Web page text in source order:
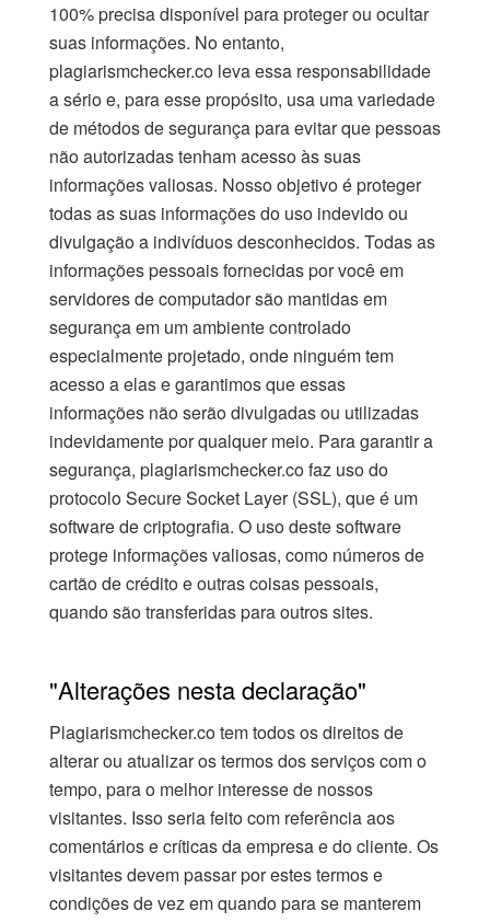
100% precisa disponível para proteger ou ocultar
suas informações. No entanto,
plagiarismchecker.co leva essa responsabilidade
a sério e, para esse propósito, usa uma variedade
de métodos de segurança para evitar que pessoas
não autorizadas tenham acesso às suas
informações valiosas. Nosso objetivo é proteger
todas as suas informações do uso indevido ou
divulgação a indivíduos desconhecidos. Todas as
informações pessoais fornecidas por você em
servidores de computador são mantidas em
segurança em um ambiente controlado
especialmente projetado, onde ninguém tem
acesso a elas e garantimos que essas
informações não serão divulgadas ou utilizadas
indevidamente por qualquer meio. Para garantir a
segurança, plagiarismchecker.co faz uso do
protocolo Secure Socket Layer (SSL), que é um
software de criptografia. O uso deste software
protege informações valiosas, como números de
cartão de crédito e outras coisas pessoais,
quando são transferidas para outros sites.
"Alterações nesta declaração"
Plagiarismchecker.co tem todos os direitos de
alterar ou atualizar os termos dos serviços com o
tempo, para o melhor interesse de nossos
visitantes. Isso seria feito com referência aos
comentários e críticas da empresa e do cliente. Os
visitantes devem passar por estes termos e
condições de vez em quando para se manterem